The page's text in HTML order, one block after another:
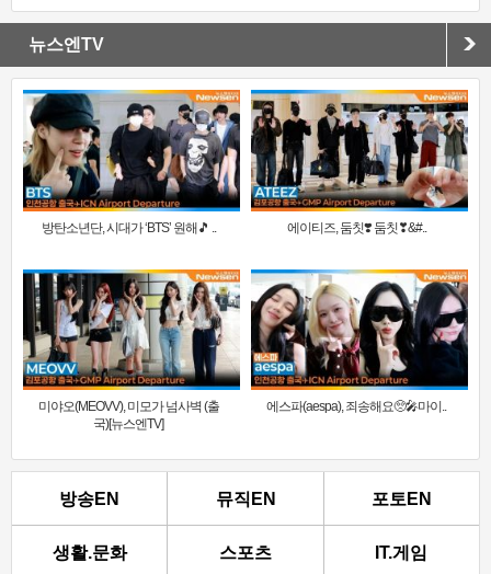
뉴스엔TV
방탄소년단, 시대가 ‘BTS’ 원해🎵 .. 에이티즈, 둠칫❣️ 둠칫❣&#..
미야오(MEOVV), 미모가 넘사벽 (출
국)[뉴스엔TV]
에스파(aespa), 죄송해요🥺🎤마이..
방송EN 뮤직EN 포토EN
생활.문화 스포츠 IT.게임